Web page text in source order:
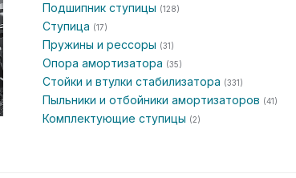
Подшипник ступицы (128)
Ступица (17)
Пружины и рессоры (31)
Опора амортизатора (35)
Стойки и втулки стабилизатора (331)
Пыльники и отбойники амортизаторов (41)
Комплектующие ступицы (2)